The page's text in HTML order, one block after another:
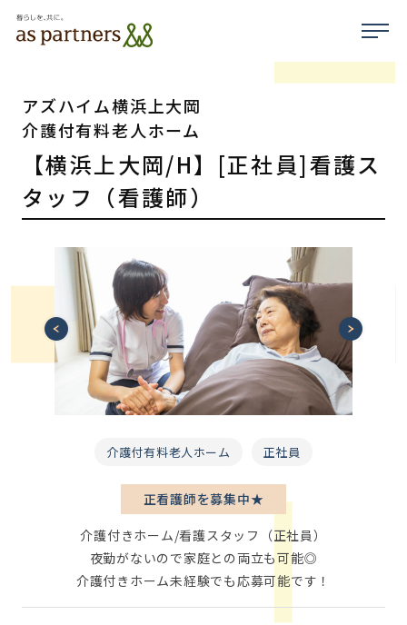
アズハイム横浜上大岡
介護付有料老人ホーム
【横浜上大岡/H】[正社員]看護ス
タッフ（看護師）
介護付有料老人ホーム 正社員
正看護師を募集中★
介護付きホーム/看護スタッフ（正社員）
夜勤がないので家庭との両立も可能◎
介護付きホーム未経験でも応募可能です！